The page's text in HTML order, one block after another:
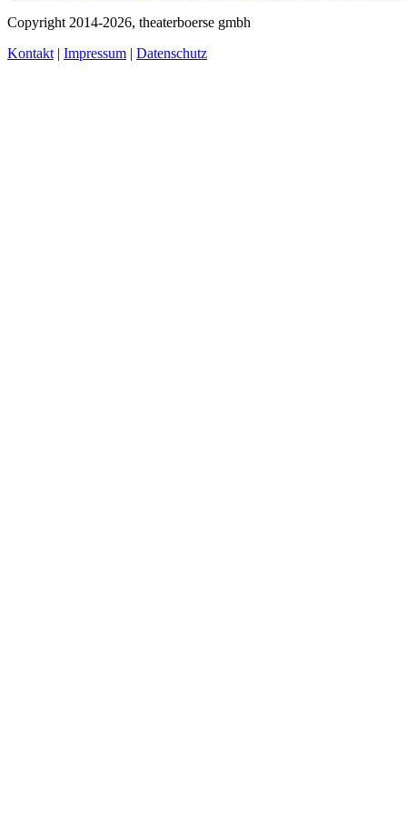
Copyright 2014-2026, theaterboerse gmbh
Kontakt | Impressum | Datenschutz